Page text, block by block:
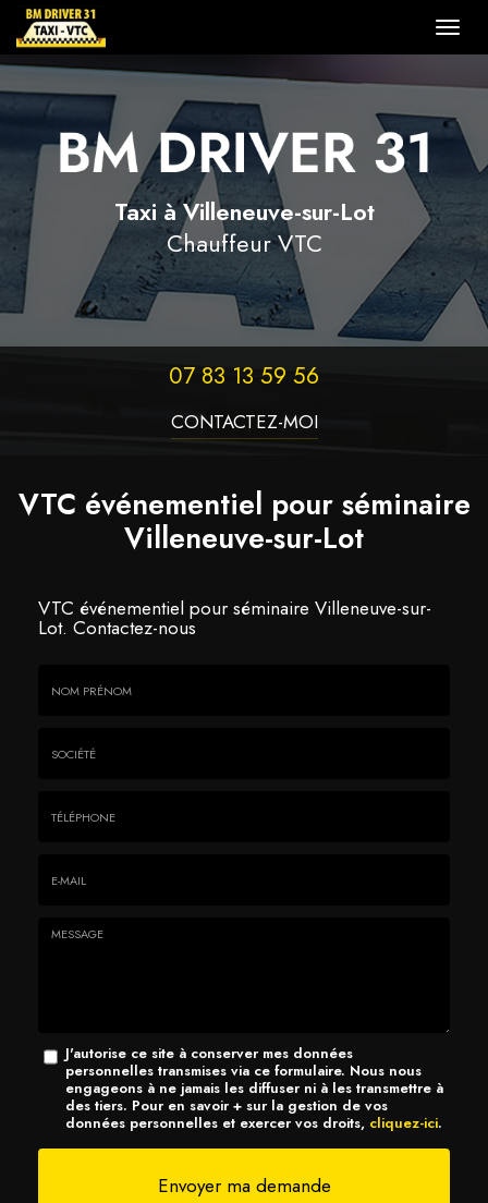
Aller
au
principal
Taxi à Villeneuve-sur-Lot
Chauffeur VTC
07 83 13 59 56
CONTACTEZ-MOI
VTC événementiel pour séminaire
Villeneuve-sur-Lot
VTC événementiel pour séminaire Villeneuve-sur-
Lot. Contactez-nous
MessageJ'autorise ce site à conserver mes données
personnelles transmises via ce formulaire. Nous nous
engageons à ne jamais les diffuser ni à les transmettre à
des tiers. Pour en savoir + sur la gestion de vos
données personnelles et exercer vos droits, cliquez-ici.
Acceptation
Envoyer ma demande